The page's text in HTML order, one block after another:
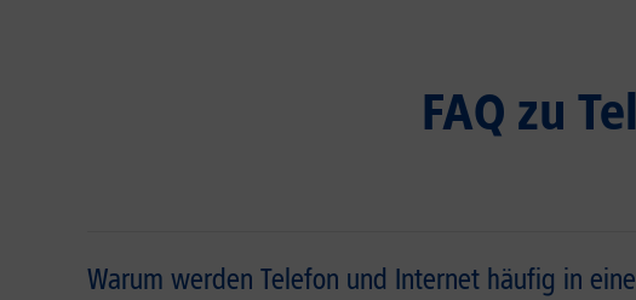
FAQ zu
Warum werden Telefon und Internet häufig in